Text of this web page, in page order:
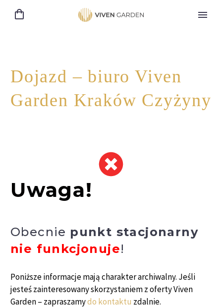
Dojazd – biuro Viven
Garden Kraków Czyżyny
Uwaga!
Obecnie punkt stacjonarny
nie funkcjonuje!
Poniższe informacje mają charakter archiwalny. Jeśli
jesteś zainteresowany skorzystaniem z oferty Viven
Garden – zapraszamydo kontaktu zdalnie.